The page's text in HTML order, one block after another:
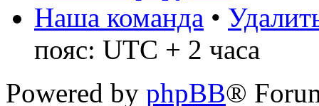
Наша команда •
пояс: UTC + 2 часа
Powered by phpBB®